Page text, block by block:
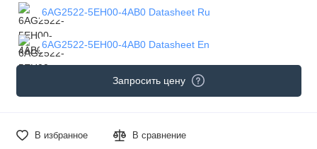
6AG2522-5EH00-4AB0 Datasheet Ru
6AG2522-5EH00-4AB0 Datasheet En
Запросить цену
В избранное В сравнение